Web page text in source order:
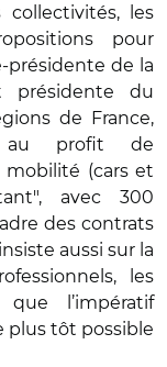
les
pour
présidente de la
présidente du
de France,
au profit de
mobilité (cars et
avec 300
des contrats
aussi sur la
les
l’impératif
plus tôt possible